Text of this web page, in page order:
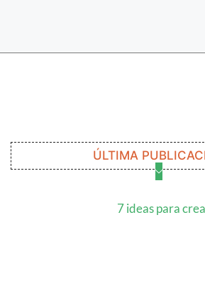
ÚLTIMA
7 ideas para